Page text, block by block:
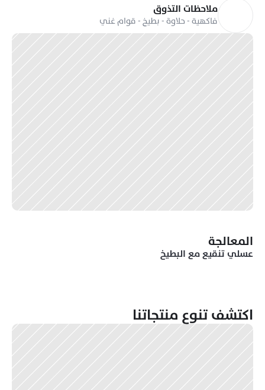
ملاحظات التذوق
فاكهية - حلاوة - بطيخ - قوام غني
المعالجة
عسلي تنقيع مع البطيخ
اكتشف تنوع منتجاتنا